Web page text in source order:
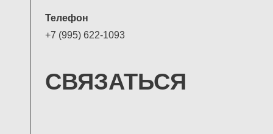
СВЯЗАТЬСЯ
Телефон
+7 (995) 622-1093